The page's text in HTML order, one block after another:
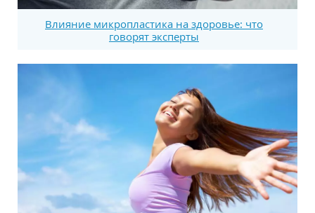
Влияние микропластика на здоровье: что
говорят эксперты